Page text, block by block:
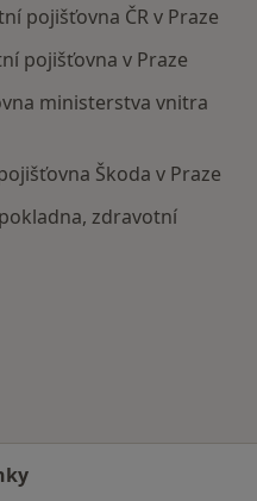
pojišťovna ČR v Praze
pojišťovna v Praze
ministerstva vnitra
Škoda v Praze
zdravotní